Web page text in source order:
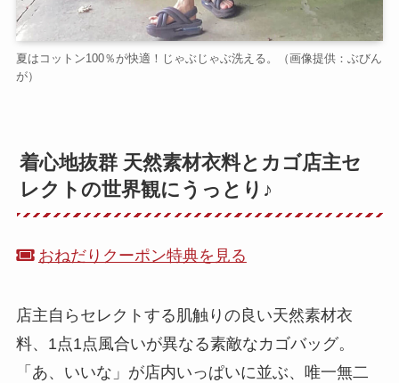
夏はコットン100％が快適！じゃぶじゃぶ洗える。（画像提供：ぶびん
が）
着心地抜群 天然素材衣料とカゴ店主セ
レクトの世界観にうっとり♪
おねだりクーポン特典を見る
店主自らセレクトする肌触りの良い天然素材衣
料、1点1点風合いが異なる素敵なカゴバッグ。
「あ、いいな」が店内いっぱいに並ぶ、唯一無二